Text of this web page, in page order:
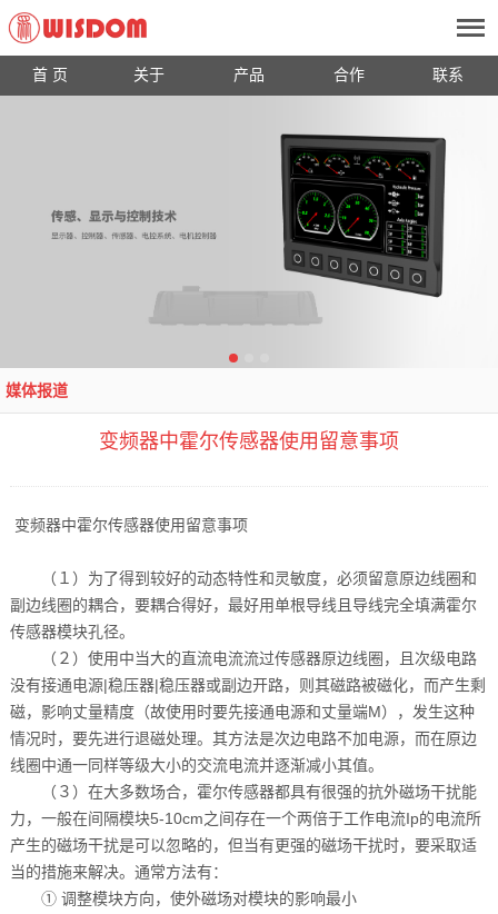
首 页 关于 产品 合作 联系
媒体报道
变频器中霍尔传感器使用留意事项
变频器中霍尔传感器使用留意事项
（１）为了得到较好的动态特性和灵敏度，必须留意原边线圈和
副边线圈的耦合，要耦合得好，最好用单根导线且导线完全填满霍尔
传感器模块孔径。
（２）使用中当大的直流电流流过传感器原边线圈，且次级电路
没有接通电源|稳压器|稳压器或副边开路，则其磁路被磁化，而产生剩
磁，影响丈量精度（故使用时要先接通电源和丈量端M），发生这种
情况时，要先进行退磁处理。其方法是次边电路不加电源，而在原边
线圈中通一同样等级大小的交流电流并逐渐减小其值。
（３）在大多数场合，霍尔传感器都具有很强的抗外磁场干扰能
力，一般在间隔模块5-10cm之间存在一个两倍于工作电流Ip的电流所
产生的磁场干扰是可以忽略的，但当有更强的磁场干扰时，要采取适
当的措施来解决。通常方法有：
① 调整模块方向，使外磁场对模块的影响最小